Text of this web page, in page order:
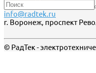
info@radtek.ru
г. Воронеж, проспект
© РадТек -